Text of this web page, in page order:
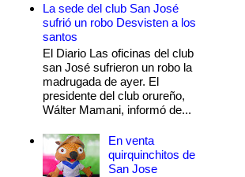
La sede del club San José
sufrió un robo Desvisten a los
santos
El Diario Las oficinas del club
san José sufrieron un robo la
madrugada de ayer. El
presidente del club orureño,
Wálter Mamani, informó de...
En venta
quirquinchitos de
San Jose